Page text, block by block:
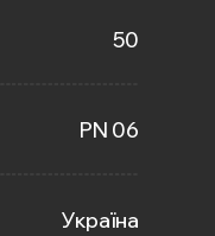
50
PN 06
Україна